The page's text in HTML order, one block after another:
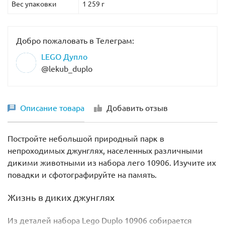
Вес упаковки 1 259 г
Добро пожаловать в Телеграм:
LEGO Дупло
@lekub_duplo
Описание товара Добавить отзыв
Постройте небольшой природный парк в
непроходимых джунглях, населенных различными
дикими животными из набора лего 10906. Изучите их
повадки и сфотографируйте на память.
Жизнь в диких джунглях
Из деталей набора Lego Duplo 10906 собирается